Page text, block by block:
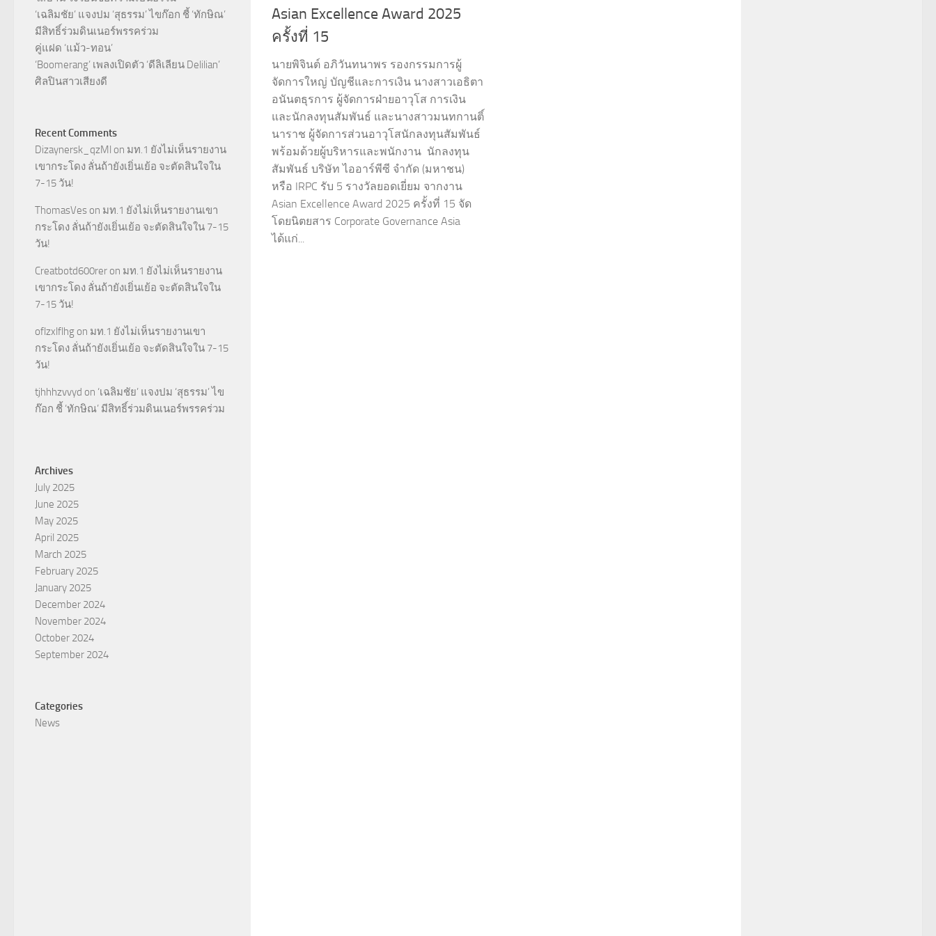
Asian Excellence Award 2025
ครั้งที่ 15
นายพิจินต์ อภิวันทนาพร รองกรรมการผู้
จัดการใหญ่ บัญชีและการเงิน นางสาวเอธิตา
อนันตธุรการ ผู้จัดการฝ่ายอาวุโส การเงิน
และนักลงทุนสัมพันธ์ และนางสาวมนทกานติ์
นาราช ผู้จัดการส่วนอาวุโสนักลงทุนสัมพันธ์
พร้อมด้วยผู้บริหารและพนักงาน นักลงทุน
สัมพันธ์ บริษัท ไออาร์พีซี จำกัด (มหาชน)
หรือ IRPC รับ 5 รางวัลยอดเยี่ยม จากงาน
Asian Excellence Award 2025 ครั้งที่ 15 จัด
โดยนิตยสาร Corporate Governance Asia
ได้แก่...
‘เฉลิมชัย’ แจงปม ‘สุธรรม’ ไขก๊อก ชี้ ‘ทักษิณ’
มีสิทธิ์ร่วมดินเนอร์พรรคร่วม
คู่แฝด ‘แม้ว-ทอน’
‘Boomerang’ เพลงเปิดตัว ‘ดีลิเลียน Delilian’
ศิลปินสาวเสียงดี
Recent Comments
Dizaynersk_qzMl on มท.1 ยังไม่เห็นรายงาน
เขากระโดง ลั่นถ้ายังเยิ่นเย้อ จะตัดสินใจใน
7-15 วัน!
ThomasVes on มท.1 ยังไม่เห็นรายงานเขา
กระโดง ลั่นถ้ายังเยิ่นเย้อ จะตัดสินใจใน 7-15
วัน!
Creatbotd600rer on มท.1 ยังไม่เห็นรายงาน
เขากระโดง ลั่นถ้ายังเยิ่นเย้อ จะตัดสินใจใน
7-15 วัน!
oflzxlflhg on มท.1 ยังไม่เห็นรายงานเขา
กระโดง ลั่นถ้ายังเยิ่นเย้อ จะตัดสินใจใน 7-15
วัน!
tjhhhzvvyd on ‘เฉลิมชัย’ แจงปม ‘สุธรรม’ ไข
ก๊อก ชี้ ‘ทักษิณ’ มีสิทธิ์ร่วมดินเนอร์พรรคร่วม
Archives
July 2025
June 2025
May 2025
April 2025
March 2025
February 2025
January 2025
December 2024
November 2024
October 2024
September 2024
Categories
News